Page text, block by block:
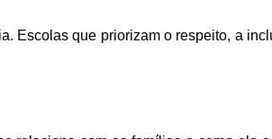
Escolas que priorizam o respeito, a